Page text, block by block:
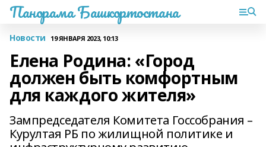
Панорама Башкортостана
Новости 19 ЯНВАРЯ 2023, 10:13
Елена Родина: «Город
должен быть комфортным
для каждого жителя»
Зампредседателя Комитета Госсобрания –
Курултая РБ по жилищной политике и